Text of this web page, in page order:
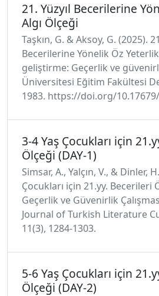
21. Yüzyıl Becerilerine
Algı Ölçeği
Taşkın, G. & Aksoy, G. (2025).
Becerilerine Yönelik Öz
geliştirme: Geçerlik ve
Üniversitesi Eğitim Fakültesi
1983. https://doi.org/
3-4 Yaş Çocukları için
Ölçeği (DAY-1)
Simsar, A., Yalçın, V., & Dinler,
Çocukları için 21.yy. Becerileri
Geçerlik ve Güvenirlik
Journal of Turkish Literature
11(3), 1284-1303.
5-6 Yaş Çocukları için
Ölçeği (DAY-2)